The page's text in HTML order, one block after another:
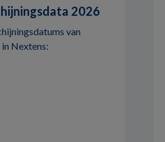
2026
van
Nextens: